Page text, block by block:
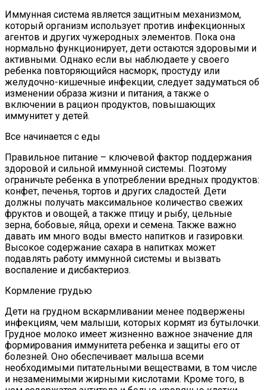
Иммунная система является защитным механизмом,
который организм использует против инфекционных
агентов и других чужеродных элементов. Пока она
нормально функционирует, дети остаются здоровыми и
активными. Однако если вы наблюдаете у своего
ребенка повторяющийся насморк, простуду или
желудочно-кишечные инфекции, следует задуматься об
изменении образа жизни и питания, а также о
включении в рацион продуктов, повышающих
иммунитет у детей.
Все начинается с еды
Правильное питание – ключевой фактор поддержания
здоровой и сильной иммунной системы. Поэтому
ограничьте ребенка в употреблении вредных продуктов:
конфет, печенья, тортов и других сладостей. Дети
должны получать максимальное количество свежих
фруктов и овощей, а также птицу и рыбу, цельные
зерна, бобовые, яйца, орехи и семена. Также важно
давать им много воды вместо напитков и газировки.
Высокое содержание сахара в напитках может
подавлять работу иммунной системы и вызвать
воспаление и дисбактериоз.
Кормление грудью
Дети на грудном вскармливании менее подвержены
инфекциям, чем малыши, которых кормят из бутылочки.
Грудное молоко имеет жизненно важное значение для
формирования иммунитета ребенка и защиты его от
болезней. Оно обеспечивает малыша всеми
необходимыми питательными веществами, в том числе
и незаменимыми жирными кислотами. Кроме того, в